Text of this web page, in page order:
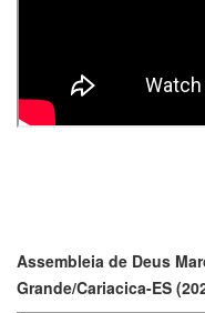
Assembleia de Deus
Grande/Cariacica-ES